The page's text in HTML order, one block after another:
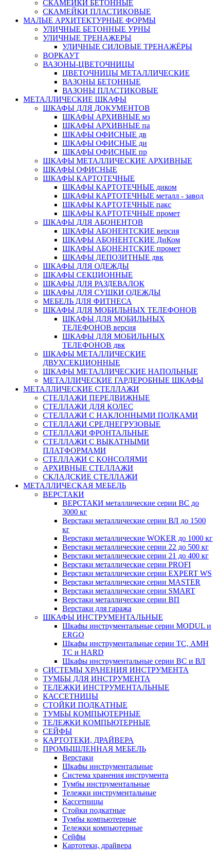
СКАМЕЙКИ БЕТОННЫЕ
СКАМЕЙКИ ПЛАСТИКОВЫЕ
МАЛЫЕ АРХИТЕКТУРНЫЕ ФОРМЫ
УЛИЧНЫЕ БЕТОННЫЕ УРНЫ
УЛИЧНЫЕ ТРЕНАЖЕРЫ
УЛИЧНЫЕ СИЛОВЫЕ ТРЕНАЖЁРЫ
ВОРКАУТ
ВАЗОНЫ-ЦВЕТОЧНИЦЫ
ЦВЕТОЧНИЦЫ МЕТАЛЛИЧЕСКИЕ
ВАЗОНЫ БЕТОННЫЕ
ВАЗОНЫ ПЛАСТИКОВЫЕ
МЕТАЛЛИЧЕСКИЕ ШКАФЫ
ШКАФЫ ДЛЯ ДОКУМЕНТОВ
ШКАФЫ АРХИВНЫЕ мз
ШКАФЫ АРХИВНЫЕ па
ШКАФЫ ОФИСНЫЕ дв
ШКАФЫ ОФИСНЫЕ ди
ШКАФЫ ОФИСНЫЕ пр
ШКАФЫ МЕТАЛЛИЧЕСКИЕ АРХИВНЫЕ
ШКАФЫ ОФИСНЫЕ
ШКАФЫ КАРТОТЕЧНЫЕ
ШКАФЫ КАРТОТЕЧНЫЕ диком
ШКАФЫ КАРТОТЕЧНЫЕ металл - завод
ШКАФЫ КАРТОТЕЧНЫЕ пакс
ШКАФЫ КАРТОТЕЧНЫЕ промет
ШКАФЫ ДЛЯ АБОНЕНТОВ
ШКАФЫ АБОНЕНТСКИЕ версия
ШКАФЫ АБОНЕНТСКИЕ ДиКом
ШКАФЫ АБОНЕНТСКИЕ промет
ШКАФЫ ДЕПОЗИТНЫЕ двк
ШКАФЫ ДЛЯ ОДЕЖДЫ
ШКАФЫ СЕКЦИОННЫЕ
ШКАФЫ ДЛЯ РАЗДЕВАЛОК
ШКАФЫ ДЛЯ СУШКИ ОДЕЖДЫ
МЕБЕЛЬ ДЛЯ ФИТНЕСА
ШКАФЫ ДЛЯ МОБИЛЬНЫХ ТЕЛЕФОНОВ
ШКАФЫ ДЛЯ МОБИЛЬНЫХ
ТЕЛЕФОНОВ версия
ШКАФЫ ДЛЯ МОБИЛЬНЫХ
ТЕЛЕФОНОВ двк
ШКАФЫ МЕТАЛЛИЧЕСКИЕ
ДВУХСЕКЦИОННЫЕ
ШКАФЫ МЕТАЛЛИЧЕСКИЕ НАПОЛЬНЫЕ
МЕТАЛЛИЧЕСКИЕ ГАРДЕРОБНЫЕ ШКАФЫ
МЕТАЛЛИЧЕСКИЕ СТЕЛЛАЖИ
СТЕЛЛАЖИ ПЕРЕДВИЖНЫЕ
СТЕЛЛАЖИ ДЛЯ КОЛЕС
СТЕЛЛАЖИ С НАКЛОННЫМИ ПОЛКАМИ
СТЕЛЛАЖИ СРЕДНЕГРУЗОВЫЕ
СТЕЛЛАЖИ ФРОНТАЛЬНЫЕ
СТЕЛЛАЖИ С ВЫКАТНЫМИ
ПЛАТФОРМАМИ
СТЕЛЛАЖИ С КОНСОЛЯМИ
АРХИВНЫЕ СТЕЛЛАЖИ
СКЛАДСКИЕ СТЕЛЛАЖИ
МЕТАЛЛИЧЕСКАЯ МЕБЕЛЬ
ВЕРСТАКИ
ВЕРСТАКИ металлические серии ВС до
3000 кг
Верстаки металлические серии ВЛ до 1500
кг
Верстаки металлические WOKER до 1000 кг
Верстаки металлические серии 22 до 500 кг
Верстаки металлические серии 21 до 400 кг
Верстаки металлические серии PROFI
Верстаки металлические серии EXPERT WS
Верстаки металлические серии MASTER
Верстаки металлические серии SMART
Верстаки металлические серии ВП
Верстаки для гаража
ШКАФЫ ИНСТРУМЕНТАЛЬНЫЕ
Шкафы инструментальные серии MODUL и
ERGO
Шкафы инструментальные серии ТС, АМН
ТС и HARD
Шкафы инструментальные серии ВС и ВЛ
СИСТЕМЫ ХРАНЕНИЯ ИНСТРУМЕНТА
ТУМБЫ ДЛЯ ИНСТРУМЕНТА
ТЕЛЕЖКИ ИНСТРУМЕНТАЛЬНЫЕ
КАССЕТНИЦЫ
СТОЙКИ ПОДКАТНЫЕ
ТУМБЫ КОМПЬЮТЕРНЫЕ
ТЕЛЕЖКИ КОМПЬЮТЕРНЫЕ
СЕЙФЫ
КАРТОТЕКИ, ДРАЙВЕРА
ПРОМЫШЛЕННАЯ МЕБЕЛЬ
Верстаки
Шкафы инструментальные
Система хранения инструмента
Тумбы инструментальные
Тележки инструментальные
Кассетницы
Стойки подкатные
Тумбы компьютерные
Тележки компьютерные
Сейфы
Картотеки, драйвера